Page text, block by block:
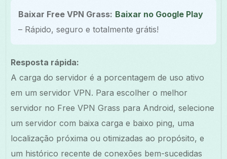
Baixar Free VPN Grass: Baixar no Google Play
– Rápido, seguro e totalmente grátis!
Resposta rápida:
A carga do servidor é a porcentagem de uso ativo
em um servidor VPN. Para escolher o melhor
servidor no Free VPN Grass para Android, selecione
um servidor com baixa carga e baixo ping, uma
localização próxima ou otimizadas ao propósito, e
um histórico recente de conexões bem-sucedidas